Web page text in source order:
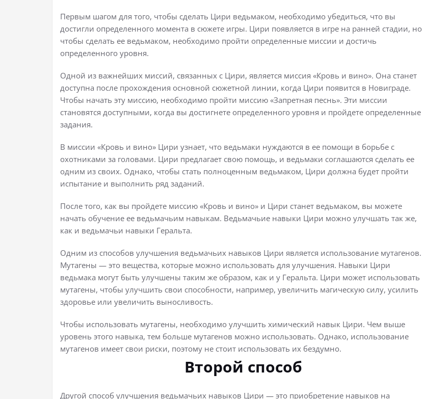
Первым шагом для того, чтобы сделать Цири ведьмаком, необходимо убедиться, что вы
достигли определенного момента в сюжете игры. Цири появляется в игре на ранней стадии, но
чтобы сделать ее ведьмаком, необходимо пройти определенные миссии и достичь
определенного уровня.
Одной из важнейших миссий, связанных с Цири, является миссия «Кровь и вино». Она станет
доступна после прохождения основной сюжетной линии, когда Цири появится в Новиграде.
Чтобы начать эту миссию, необходимо пройти миссию «Запретная песнь». Эти миссии
становятся доступными, когда вы достигнете определенного уровня и пройдете определенные
задания.
В миссии «Кровь и вино» Цири узнает, что ведьмаки нуждаются в ее помощи в борьбе с
охотниками за головами. Цири предлагает свою помощь, и ведьмаки соглашаются сделать ее
одним из своих. Однако, чтобы стать полноценным ведьмаком, Цири должна будет пройти
испытание и выполнить ряд заданий.
После того, как вы пройдете миссию «Кровь и вино» и Цири станет ведьмаком, вы можете
начать обучение ее ведьмачьим навыкам. Ведьмачьие навыки Цири можно улучшать так же,
как и ведьмачьи навыки Геральта.
Одним из способов улучшения ведьмачьих навыков Цири является использование мутагенов.
Мутагены — это вещества, которые можно использовать для улучшения. Навыки Цири
ведьмака могут быть улучшены таким же образом, как и у Геральта. Цири может использовать
мутагены, чтобы улучшить свои способности, например, увеличить магическую силу, усилить
здоровье или увеличить выносливость.
Чтобы использовать мутагены, необходимо улучшить химический навык Цири. Чем выше
уровень этого навыка, тем больше мутагенов можно использовать. Однако, использование
мутагенов имеет свои риски, поэтому не стоит использовать их бездумно.
Второй способ
Другой способ улучшения ведьмачьих навыков Цири — это приобретение навыков на